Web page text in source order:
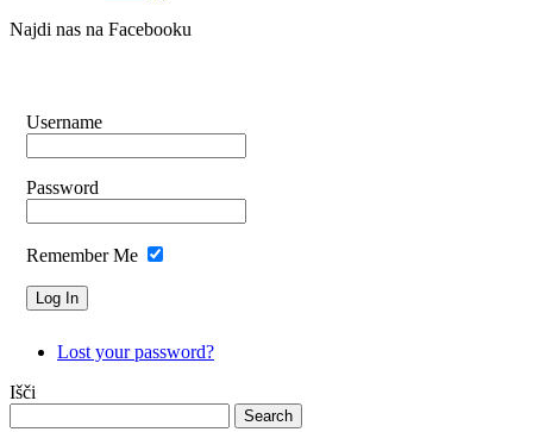
Najdi nas na Facebooku
Username
Password
Remember Me
Lost your password?
Išči